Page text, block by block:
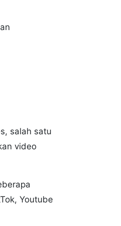
salah satu
video
Youtube